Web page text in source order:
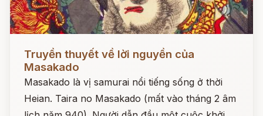
Đọc ngay
Truyền thuyết về lời nguyền của
Masakado
Masakado là vị samurai nổi tiếng sống ở thời
Heian. Taira no Masakado (mất vào tháng 2 âm